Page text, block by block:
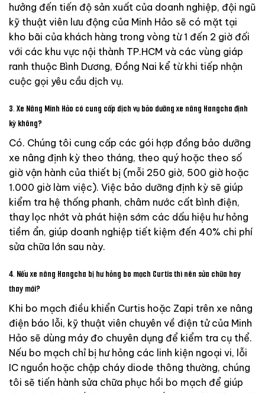
hưởng đến tiến độ sản xuất của doanh nghiệp, đội ngũ
kỹ thuật viên lưu động của Minh Hảo sẽ có mặt tại
kho bãi của khách hàng trong vòng từ 1 đến 2 giờ đối
với các khu vực nội thành TP.HCM và các vùng giáp
ranh thuộc Bình Dương, Đồng Nai kể từ khi tiếp nhận
cuộc gọi yêu cầu dịch vụ.
3. Xe Nâng Minh Hảo có cung cấp dịch vụ bảo dưỡng xe nâng Hangcha định
kỳ không?
Có. Chúng tôi cung cấp các gói hợp đồng bảo dưỡng
xe nâng định kỳ theo tháng, theo quý hoặc theo số
giờ vận hành của thiết bị (mỗi 250 giờ, 500 giờ hoặc
1.000 giờ làm việc). Việc bảo dưỡng định kỳ sẽ giúp
kiểm tra hệ thống phanh, châm nước cất bình điện,
thay lọc nhớt và phát hiện sớm các dấu hiệu hư hỏng
tiềm ẩn, giúp doanh nghiệp tiết kiệm đến 40% chi phí
sửa chữa lớn sau này.
4. Nếu xe nâng Hangcha bị hư hỏng bo mạch Curtis thì nên sửa chữa hay
thay mới?
Khi bo mạch điều khiển Curtis hoặc Zapi trên xe nâng
điện báo lỗi, kỹ thuật viên chuyên về điện tử của Minh
Hảo sẽ dùng máy đo chuyên dụng để kiểm tra cụ thể.
Nếu bo mạch chỉ bị hư hỏng các linh kiện ngoại vi, lỗi
IC nguồn hoặc chập cháy diode thông thường, chúng
tôi sẽ tiến hành sửa chữa phục hồi bo mạch để giúp